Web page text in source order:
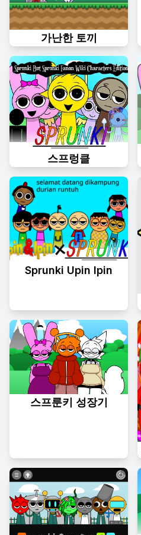
가난한 토끼
스프렁클
Sprunki Upin Ipin
스프룬키 성장기